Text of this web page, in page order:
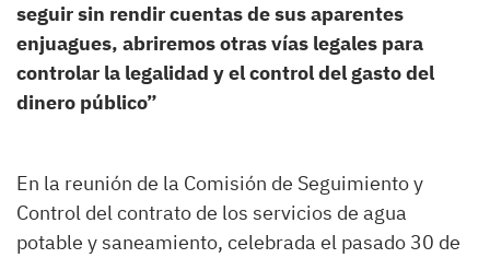
seguir sin rendir cuentas de sus aparentes
enjuagues, abriremos otras vías legales para
controlar la legalidad y el control del gasto del
dinero público”
En la reunión de la Comisión de Seguimiento y
Control del contrato de los servicios de agua
potable y saneamiento, celebrada el pasado 30 de